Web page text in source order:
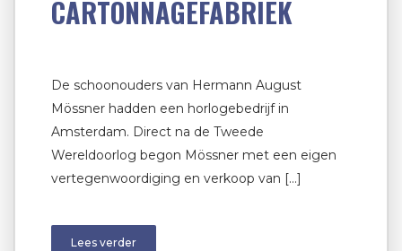
CARTONNAGEFABRIEK
De schoonouders van Hermann August
Mössner hadden een horlogebedrijf in
Amsterdam. Direct na de Tweede
Wereldoorlog begon Mössner met een eigen
vertegenwoordiging en verkoop van […]
Lees verder